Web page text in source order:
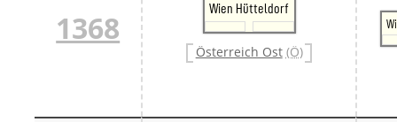
1368
Wien Hütteldorf
Österreich Ost (Ö)